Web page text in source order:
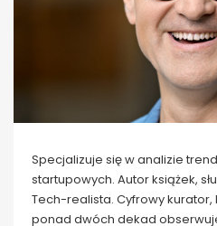
Specjalizuje się w analizie
startupowych. Autor książek,
Tech-realista. Cyfrowy
ponad dwóch dekad